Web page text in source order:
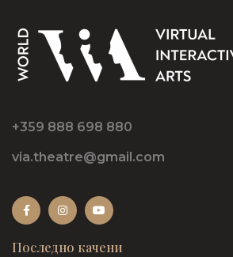
+359 888 698 880
via.theatre@gmail.com
Последно качени